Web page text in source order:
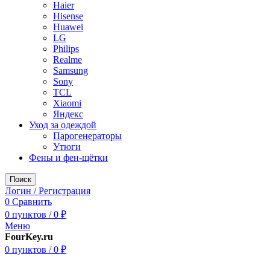
Haier
Hisense
Huawei
LG
Philips
Realme
Samsung
Sony
TCL
Xiaomi
Яндекс
Уход за одеждой
Парогенераторы
Утюги
Фены и фен-щётки
Поиск
Логин / Регистрация
0 Сравнить
0 пунктов / 0 ₽
Меню
FourKey.ru
0 пунктов / 0 ₽